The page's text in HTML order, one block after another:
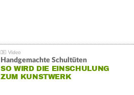
Handgemachte Schultüten
SO WIRD DIE EINSCHULUNG
ZUM KUNSTWERK